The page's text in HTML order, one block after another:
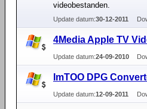
videobestanden.
Update datum:30-12-2011
4Media Apple TV
Update datum:24-09-2010
ImTOO DPG
Update datum:12-09-2011